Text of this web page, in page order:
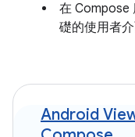
在 Compose
礎的使用者介
Android